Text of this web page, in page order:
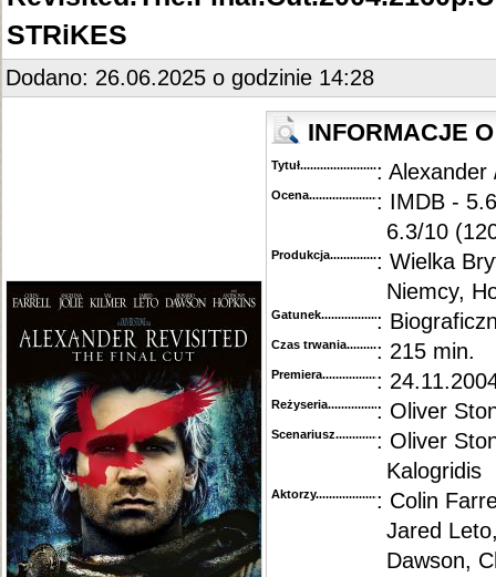
STRiKES
Dodano: 26.06.2025 o godzinie 14:28
INFORMACJE
Tytuł............................................
: Alexander
Ocena.............................................
: IMDB -
6.3/10
Produkcja.........................................
: Wielka
Niemcy,
Gatunek...........................................
:
Czas trwania......................................
: 215 min.
Premiera..........................................
:
Reżyseria........................................
: Oliver
Scenariusz........................................
: Oliver
Kalogridis
Aktorzy...........................................
: Colin
Jared
Dawson,